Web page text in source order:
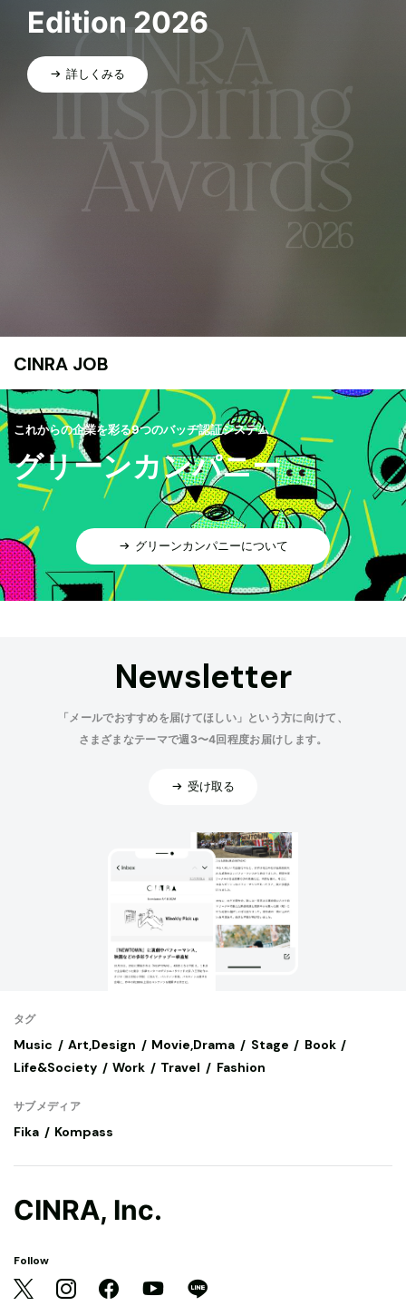
Edition 2026
詳しくみる
CINRA JOB
これからの企業を彩る9つのバッヂ認証システム
グリーンカンパニー
グリーンカンパニーについて
Newsletter
「メールでおすすめを届けてほしい」という方に向けて、
さまざまなテーマで週3〜4回程度お届けします。
受け取る
タグ
Music Art,Design Movie,Drama Stage
Book
Life&Society
Work Travel Fashion
サブメディア
Fika Kompass
CINRA, Inc.
Follow